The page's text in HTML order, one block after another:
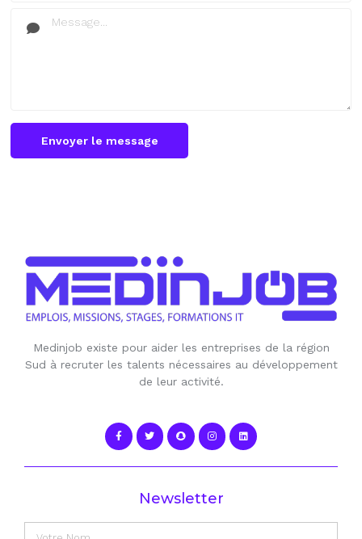
Envoyer le message
Medinjob existe pour aider les entreprises de la région
Sud à recruter les talents nécessaires au développement
de leur activité.
Newsletter